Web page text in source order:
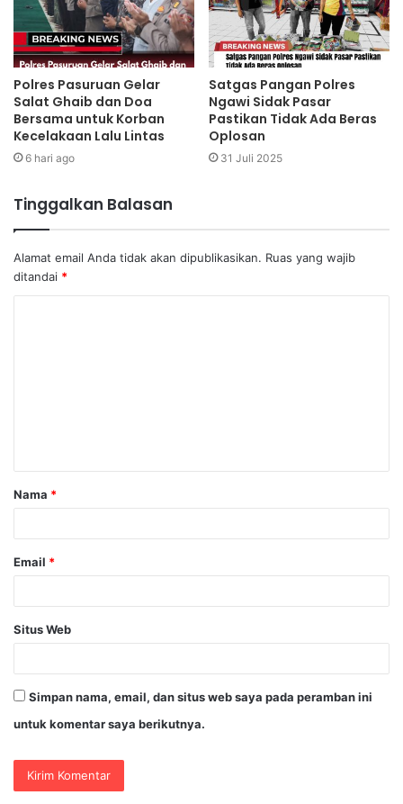
Polres Pasuruan Gelar
Salat Ghaib dan Doa
Bersama untuk Korban
Kecelakaan Lalu Lintas
6 hari ago
Satgas Pangan Polres
Ngawi Sidak Pasar
Pastikan Tidak Ada Beras
Oplosan
31 Juli 2025
Tinggalkan Balasan
Alamat email Anda tidak akan dipublikasikan. Ruas yang wajib
ditandai *
a
r
Nama *
Email *
Situs Web
Simpan nama, email, dan situs web saya pada peramban ini
untuk komentar saya berikutnya.